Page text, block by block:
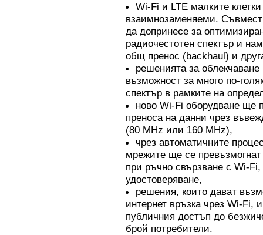
Wi-Fi и LTE малките
взаимнозаменяеми.
да допринесе за
радиочестотен спектър и
общ пренос (backhaul) и
решенията за
възможност за много по-
спектър в рамките на
ново Wi-Fi оборудване ще
преноса на данни чрез
(80 MHz или 160 MHz),
чрез автоматичните
мрежите ще се
при ръчно свързване с Wi-
удостоверяване,
решения, които дават
интернет връзка чрез Wi-Fi,
публичния достъп до
брой потребители.